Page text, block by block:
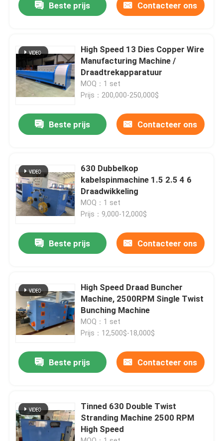
Producten
Video's
Over ons
Kwaliteitscontrole
Vraag een offerte
Cable Extruder Machine
Draadtrekkers
Beste prijs Contacteer ons
High Speed 13 Dies Copper Wire
Manufacturing Machine /
Draadtrekapparatuur
MOQ：1 set
Prijs：200,000-250,000$
Beste prijs Contacteer ons
630 Dubbelkop
kabelspinmachine 1.5 2.5 4 6
Draadwikkeling
MOQ：1 set
Prijs：9,000-12,000$
Beste prijs Contacteer ons
High Speed Draad Buncher
Machine, 2500RPM Single Twist
Bunching Machine
MOQ：1 set
Prijs：12,500$-18,000$
Beste prijs Contacteer ons
Tinned 630 Double Twist
Stranding Machine 2500 RPM
High Speed